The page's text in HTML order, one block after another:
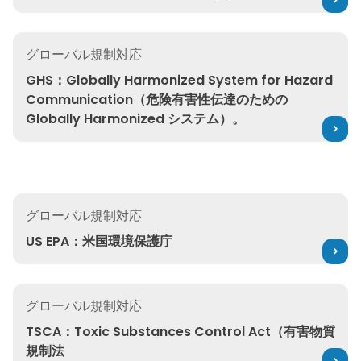
グローバル規制対応
GHS：Globally Harmonized System for Hazard
Communication（危険有害性伝達のための
Globally Harmonized システム）。
グローバル規制対応
US EPA：米国環境保護庁
グローバル規制対応
TSCA：Toxic Substances Control Act（有害物質
規制法